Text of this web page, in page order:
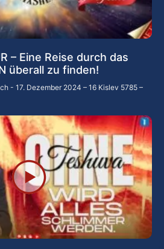
– Eine Reise durch das
überall zu finden!
17. Dezember 2024 – 16 Kislev 5785 –